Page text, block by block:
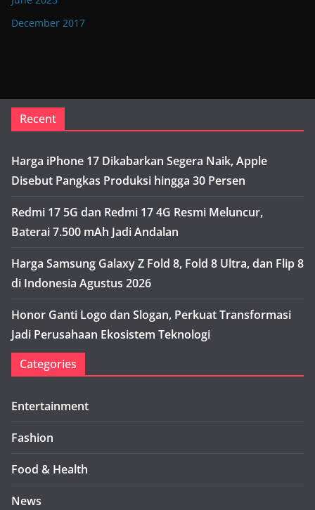
December 2017
Recent
Harga iPhone 17 Dikabarkan Segera Naik, Apple
Disebut Pangkas Produksi hingga 30 Persen
Redmi 17 5G dan Redmi 17 4G Resmi Meluncur,
Baterai 7.500 mAh Jadi Andalan
Harga Samsung Galaxy Z Fold 8, Fold 8 Ultra, dan Flip 8
di Indonesia Agustus 2026
Honor Ganti Logo dan Slogan, Perkuat Transformasi
Jadi Perusahaan Ekosistem Teknologi
Categories
Entertainment
Fashion
Food & Health
News